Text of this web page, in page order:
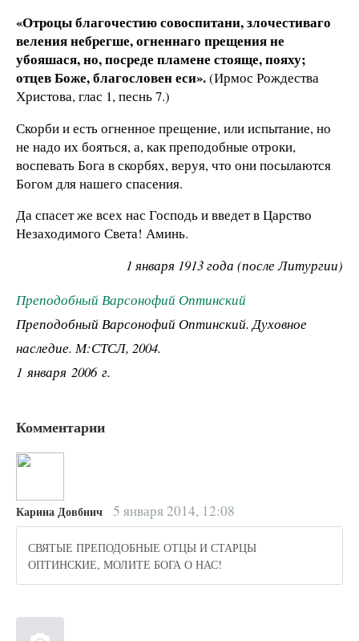
«Отроцы благочестию совоспитани, злочестиваго
веления небрегше, огненнаго прещения не
убояшася, но, посреде пламене стояще, пояху;
отцев Боже, благословен еси».(Ирмос Рождества
Христова, глас 1, песнь 7.)
Скорби и есть огненное прещение, или испытание, но
не надо их бояться, а, как преподобные отроки,
воспевать Бога в скорбях, веруя, что они посылаются
Богом для нашего спасения.
Да спасет же всех нас Господь и введет в Царство
Незаходимого Света! Аминь.
1 января 1913 года (после Литургии)
Преподобный Варсонофий Оптинский
Преподобный Варсонофий Оптинский. Духовное
наследие. М:СТСЛ, 2004.
1 января 2006 г.
Комментарии
Карина Довбнич 5 января 2014, 12:08
СВЯТЫЕ ПРЕПОДОБНЫЕ ОТЦЫ И СТАРЦЫ
ОПТИНСКИЕ, МОЛИТЕ БОГА О НАС!